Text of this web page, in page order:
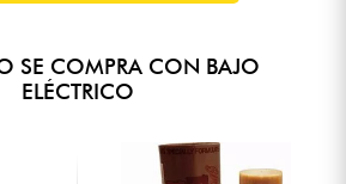
SE COMPRA CON BAJO
ELÉCTRICO